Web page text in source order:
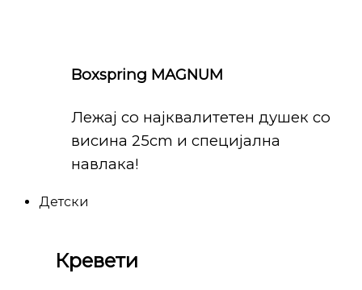
Boxspring MAGNUM
Лежај со најквалитетен душек со
висина 25cm и специјална
навлака!
Детски
Кревети